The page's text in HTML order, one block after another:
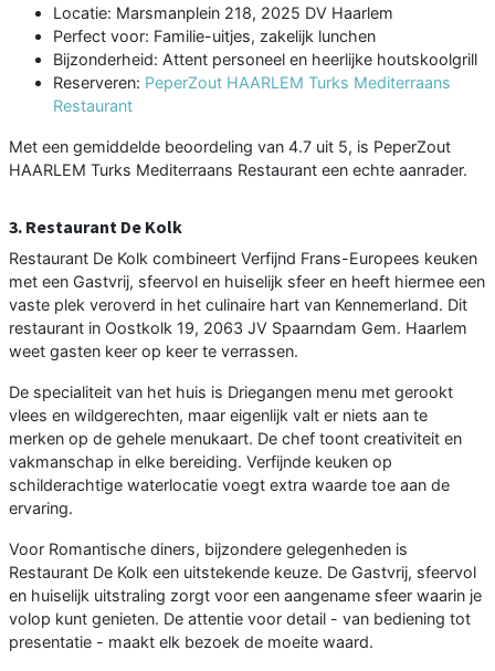
Locatie: Marsmanplein 218, 2025 DV Haarlem
Perfect voor: Familie-uitjes, zakelijk lunchen
Bijzonderheid: Attent personeel en heerlijke houtskoolgrill
Reserveren: PeperZout HAARLEM Turks Mediterraans
Restaurant
Met een gemiddelde beoordeling van 4.7 uit 5, is PeperZout
HAARLEM Turks Mediterraans Restaurant een echte aanrader.
3. Restaurant De Kolk
Restaurant De Kolk combineert Verfijnd Frans-Europees keuken
met een Gastvrij, sfeervol en huiselijk sfeer en heeft hiermee een
vaste plek veroverd in het culinaire hart van Kennemerland. Dit
restaurant in Oostkolk 19, 2063 JV Spaarndam Gem. Haarlem
weet gasten keer op keer te verrassen.
De specialiteit van het huis is Driegangen menu met gerookt
vlees en wildgerechten, maar eigenlijk valt er niets aan te
merken op de gehele menukaart. De chef toont creativiteit en
vakmanschap in elke bereiding. Verfijnde keuken op
schilderachtige waterlocatie voegt extra waarde toe aan de
ervaring.
Voor Romantische diners, bijzondere gelegenheden is
Restaurant De Kolk een uitstekende keuze. De Gastvrij, sfeervol
en huiselijk uitstraling zorgt voor een aangename sfeer waarin je
volop kunt genieten. De attentie voor detail - van bediening tot
presentatie - maakt elk bezoek de moeite waard.